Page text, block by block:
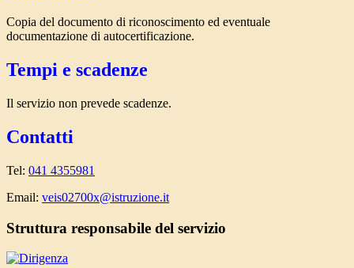
Copia del documento di riconoscimento ed eventuale
documentazione di autocertificazione.
Tempi e scadenze
Il servizio non prevede scadenze.
Contatti
Tel: 041 4355981
Email: veis02700x@istruzione.it
Struttura responsabile del servizio